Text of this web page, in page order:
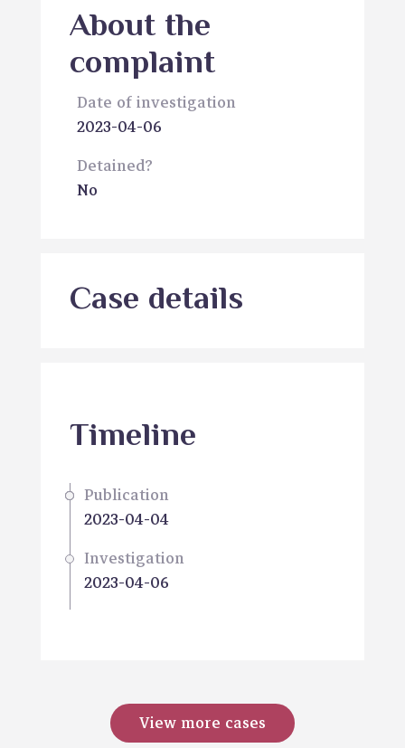
About the
complaint
Date of investigation
2023-04-06
Detained?
No
Case details
Timeline
Publication
2023-04-04
Investigation
2023-04-06
View more cases